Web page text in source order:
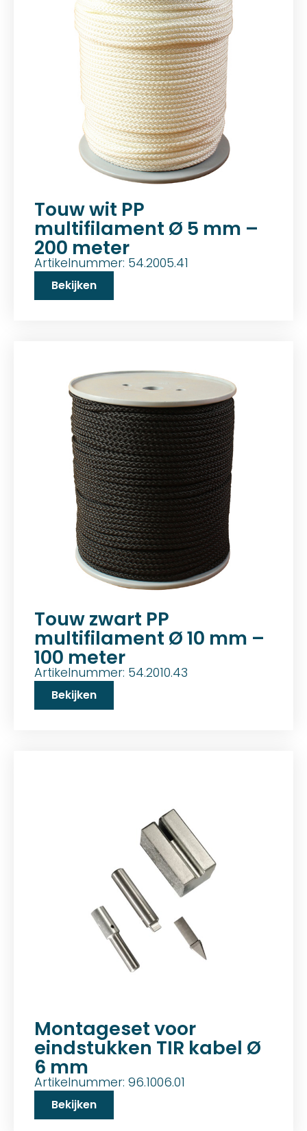
Touw wit PP
multifilament Ø 5 mm –
200 meter
Artikelnummer: 54.2005.41
Bekijken
Touw zwart PP
multifilament Ø 10 mm –
100 meter
Artikelnummer: 54.2010.43
Bekijken
Montageset voor
eindstukken TIR kabel Ø
6 mm
Artikelnummer: 96.1006.01
Bekijken